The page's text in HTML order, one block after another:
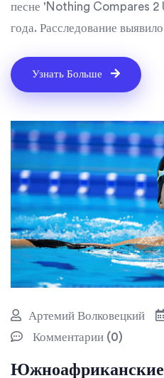
песне 'Nothing Compares 2
года. Расследование
жизнь боролась с
проблемами. Это
Узнать Больше
Артемий Волковецкий
Комментарии (0)
Южноафриканские